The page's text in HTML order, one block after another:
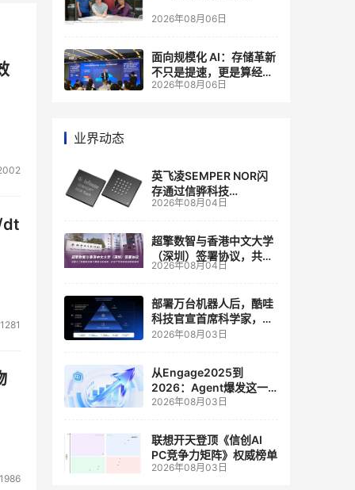
dt
1281
1986
自己的研发节奏
2026年08月06日
面向规模化 AI：存储革新
不只是提速，更是算经济
账
2026年08月06日
业界动态
英飞凌SEMPER NOR闪
存通过信骅科技
AST2700 BMC认证，全
管理
2026年08月04日
超擎数智与香港中文大学
（深圳）签署协议，共建
人工智能和边缘计算联合
2026年08月04日
部署万台机器人后，酷哇
科技官宣首席科学家，要
让世界模型交付生产力
2026年08月03日
从Engage2025到
2026：Agent爆发这一
年，AI CRM 走到哪了
2026年08月03日
联想开天登顶《信创AI
PC竞争力矩阵》权威榜单
2026年08月03日